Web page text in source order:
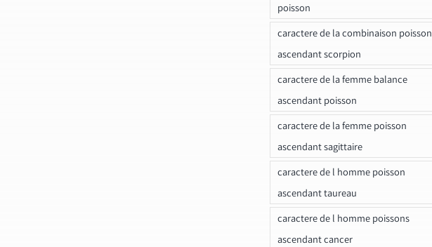
poisson
caractere de la combinaison poisson
ascendant scorpion
caractere de la femme balance
ascendant poisson
caractere de la femme poisson
ascendant sagittaire
caractere de l homme poisson
ascendant taureau
caractere de l homme poissons
ascendant cancer